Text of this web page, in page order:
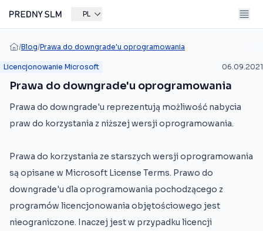
PL
/Blog/Prawa do downgrade'u oprogramowania
Licencjonowanie Microsoft 06.09.2021
Prawa do downgrade'u oprogramowania
Prawa do downgrade'u reprezentują możliwość nabycia
praw do korzystania z niższej wersji oprogramowania.
Prawa do korzystania ze starszych wersji oprogramowania
są opisane w Microsoft License Terms. Prawo do
downgrade'u dla oprogramowania pochodzącego z
programów licencjonowania objętościowego jest
nieograniczone. Inaczej jest w przypadku licencji